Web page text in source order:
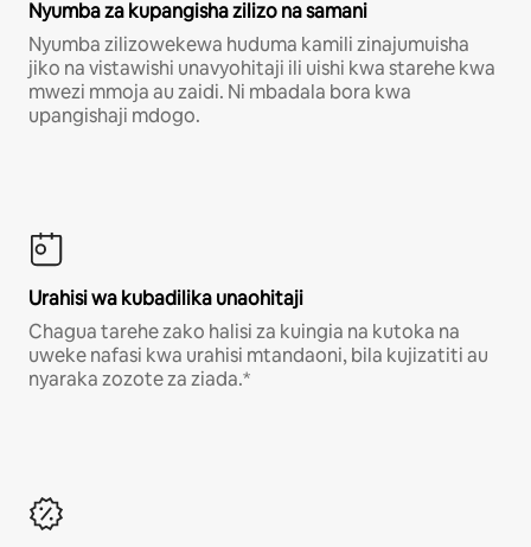
Nyumba za kupangisha zilizo na samani
Nyumba zilizowekewa huduma kamili zinajumuisha
jiko na vistawishi unavyohitaji ili uishi kwa starehe kwa
mwezi mmoja au zaidi. Ni mbadala bora kwa
upangishaji mdogo.
Urahisi wa kubadilika unaohitaji
Chagua tarehe zako halisi za kuingia na kutoka na
uweke nafasi kwa urahisi mtandaoni, bila kujizatiti au
nyaraka zozote za ziada.*